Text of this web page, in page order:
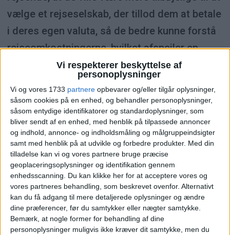
Vi respekterer beskyttelse af
personoplysninger
Vi og vores 1733 partnere opbevarer og/eller tilgår oplysninger,
såsom cookies på en enhed, og behandler personoplysninger,
såsom entydige identifikatorer og standardoplysninger, som
bliver sendt af en enhed, med henblik på tilpassede annoncer
og indhold, annonce- og indholdsmåling og målgruppeindsigter
samt med henblik på at udvikle og forbedre produkter. Med din
tilladelse kan vi og vores partnere bruge præcise
geoplaceringsoplysninger og identifikation gennem
enhedsscanning. Du kan klikke her for at acceptere vores og
vores partneres behandling, som beskrevet ovenfor. Alternativt
kan du få adgang til mere detaljerede oplysninger og ændre
dine præferencer, før du samtykker eller nægter samtykke.
Bemærk, at nogle former for behandling af dine
personoplysninger muligvis ikke kræver dit samtykke, men du
vælge et rejseselskab, der tillod dem at betale
i deres egen valuta, så de bedre kunne forstå
rejseomkostningerne, hvilket afspejler en
markant stigning på 18 % i forhold til sidste år.
TURISME NYHEDER
ANNONCE